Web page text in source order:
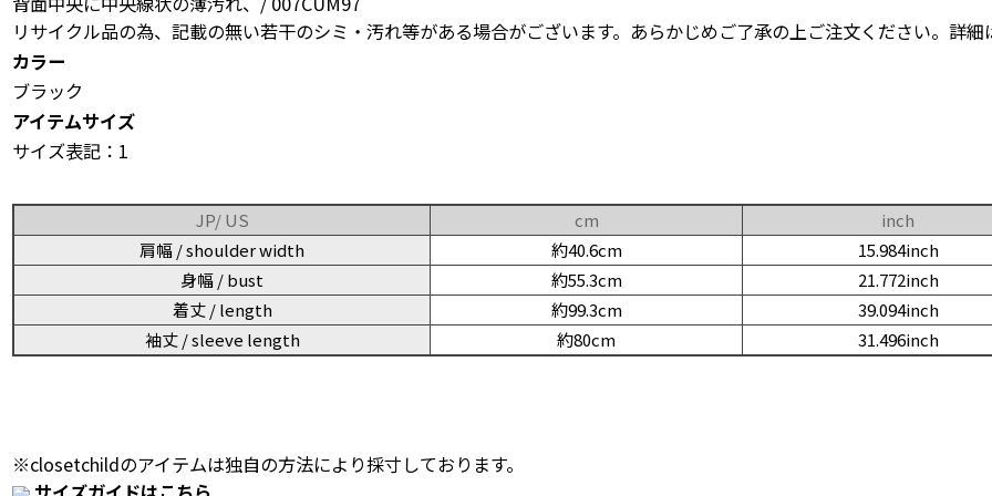
リサイクル品の為、記載の無い若干のシミ・汚れ等がある場合がございます。あらかじめご了承の上ご注文ください。詳細
カラー
ブラック
アイテムサイズ
サイズ表記：1
JP/ US cm
inch
肩幅 / shoulder width
約40.6cm
15.984inch
身幅 / bust
約55.3cm
21.772inch
着丈 / length
約99.3cm
39.094inch
袖丈 / sleeve length
約80cm 31.496inch
※closetchildのアイテムは独自の方法により採寸しております。